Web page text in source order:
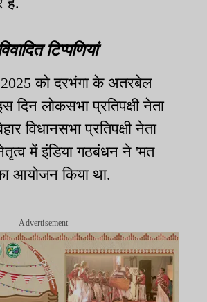
टिप्पणियां
को दरभंगा के अतरबेल
दिन लोकसभा प्रतिपक्षी नेता
विधानसभा प्रतिपक्षी नेता
में इंडिया गठबंधन ने 'मत
आयोजन किया था.
Advertisement